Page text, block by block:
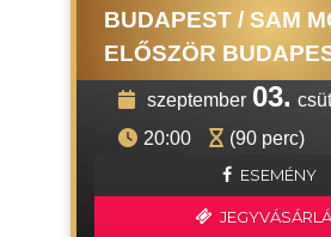
BUDAPEST / SAM
ELŐSZÖR
szeptember 03.
20:00
(90 perc)
ESEMÉNY